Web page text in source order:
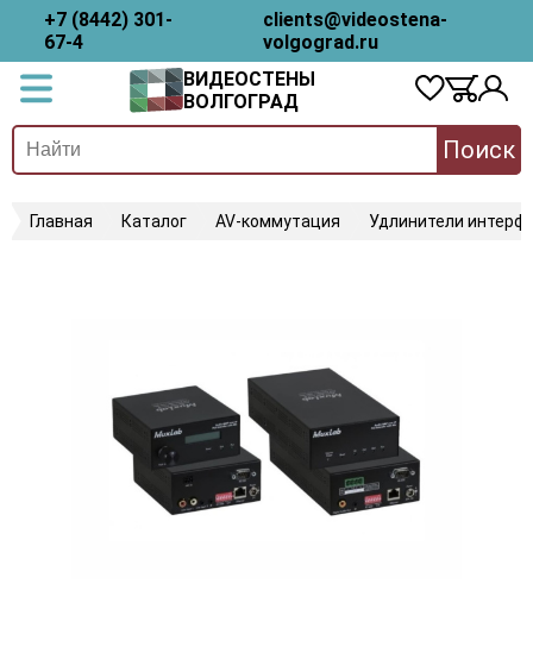
+7 (8442) 301-
67-4
clients@videostena-
volgograd.ru
ВИДЕОСТЕНЫ
ВОЛГОГРАД
Поиск
Главная Каталог AV-коммутация Удлинители